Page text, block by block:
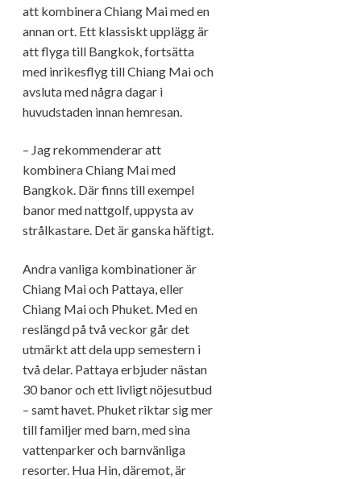
att kombinera Chiang Mai med en
annan ort. Ett klassiskt upplägg är
att flyga till Bangkok, fortsätta
med inrikesflyg till Chiang Mai och
avsluta med några dagar i
huvudstaden innan hemresan.
– Jag rekommenderar att
kombinera Chiang Mai med
Bangkok. Där finns till exempel
banor med nattgolf, uppysta av
strålkastare. Det är ganska häftigt.
Andra vanliga kombinationer är
Chiang Mai och Pattaya, eller
Chiang Mai och Phuket. Med en
reslängd på två veckor går det
utmärkt att dela upp semestern i
två delar. Pattaya erbjuder nästan
30 banor och ett livligt nöjesutbud
– samt havet. Phuket riktar sig mer
till familjer med barn, med sina
vattenparker och barnvänliga
resorter. Hua Hin, däremot, är